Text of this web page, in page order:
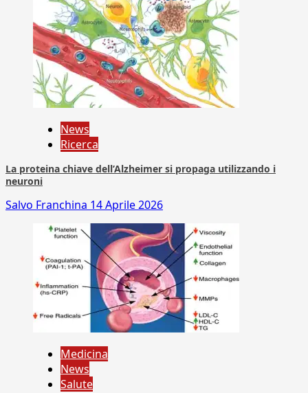
News
Ricerca
La proteina chiave dell’Alzheimer si propaga utilizzando i
neuroni
Salvo Franchina 14 Aprile 2026
Medicina
News
Salute